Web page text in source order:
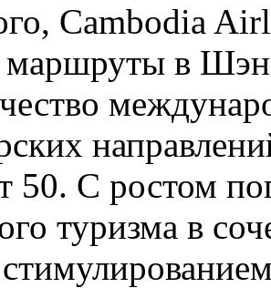
Cambodia
маршруты в
50. С ростом
туризма в